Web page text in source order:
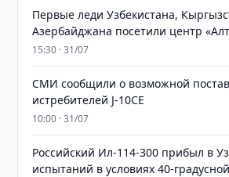
Первые леди Узбекистана,
Азербайджана посетили центр
15:30 · 31/07
СМИ сообщили о возможной
истребителей J-10CE
10:00 · 31/07
Российский Ил-114-300 прибыл в
испытаний в условиях 40-